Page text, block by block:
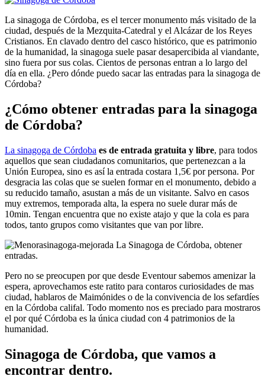
La sinagoga de Córdoba, es el tercer monumento más visitado de la
ciudad, después de la Mezquita-Catedral y el Alcázar de los Reyes
Cristianos. En clavado dentro del casco histórico, que es patrimonio
de la humanidad, la sinagoga suele pasar desapercibida al viandante,
sino fuera por sus colas. Cientos de personas entran a lo largo del
día en ella. ¿Pero dónde puedo sacar las entradas para la sinagoga de
Córdoba?
¿Cómo obtener entradas para la sinagoga
de Córdoba?
La sinagoga de Córdoba es de entrada gratuita y libre, para todos
aquellos que sean ciudadanos comunitarios, que pertenezcan a la
Unión Europea, sino es así la entrada costara 1,5€ por persona. Por
desgracia las colas que se suelen formar en el monumento, debido a
su reducido tamaño, asustan a más de un visitante. Salvo en casos
muy extremos, temporada alta, la espera no suele durar más de
10min. Tengan encuentra que no existe atajo y que la cola es para
todos, tanto grupos como visitantes que van por libre.
Pero no se preocupen por que desde Eventour sabemos amenizar la
espera, aprovechamos este ratito para contaros curiosidades de mas
ciudad, hablaros de Maimónides o de la convivencia de los sefardíes
en la Córdoba califal. Todo momento nos es preciado para mostraros
el por qué Córdoba es la única ciudad con 4 patrimonios de la
humanidad.
Sinagoga de Córdoba, que vamos a
encontrar dentro.